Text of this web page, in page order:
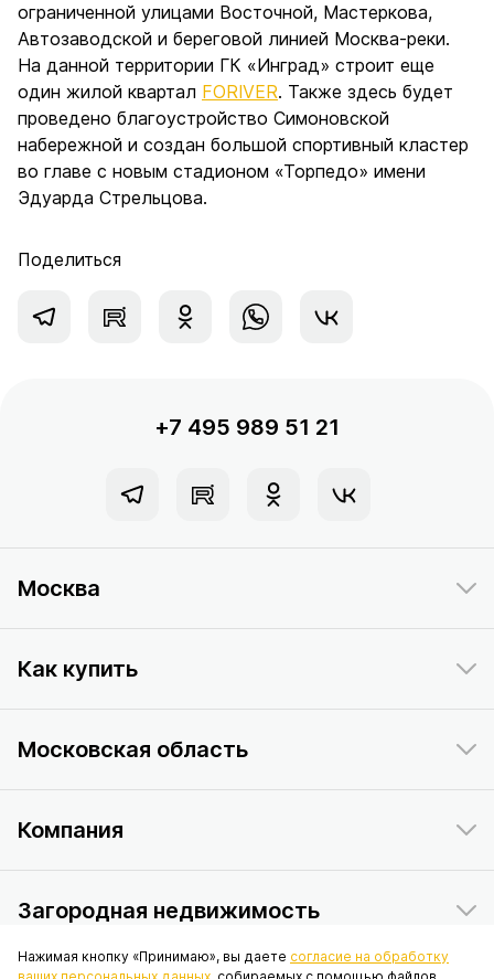
ограниченной улицами Восточной, Мастеркова,
Автозаводской и береговой линией Москва-реки.
На данной территории ГК «Инград» строит еще
один жилой квартал FORIVER. Также здесь будет
проведено благоустройство Симоновской
набережной и создан большой спортивный кластер
во главе с новым стадионом «Торпедо» имени
Эдуарда Стрельцова.
Поделиться
+7 495 989 51 21
Москва
Как купить
Московская область
Компания
Загородная недвижимость
Нажимая кнопку «Принимаю», вы даете согласие на обработку